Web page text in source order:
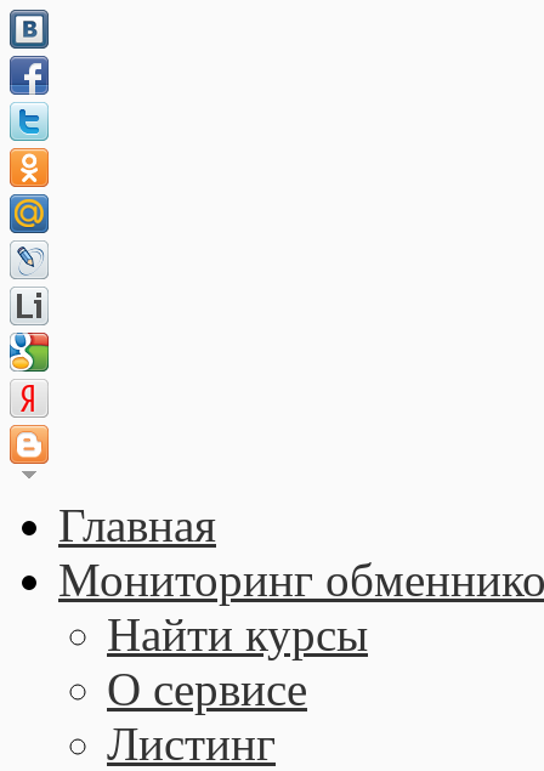
Главная
Мониторинг
Найти курсы
О сервисе
Листинг